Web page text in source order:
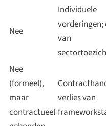
Nee
Individuele
vorderingen;
van
Nee
(formeel),
maar
contractueel
verlies van